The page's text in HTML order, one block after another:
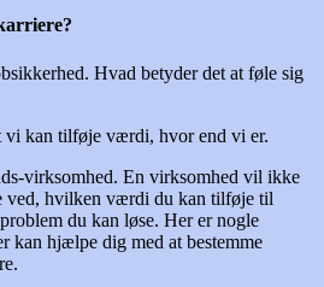
Hvad betyder det at føle sig
vi kan tilføje værdi, hvor end vi er.
virksomhed. En virksomhed vil ikke
ved, hvilken værdi du kan tilføje til
du kan løse. Her er nogle
kan hjælpe dig med at bestemme